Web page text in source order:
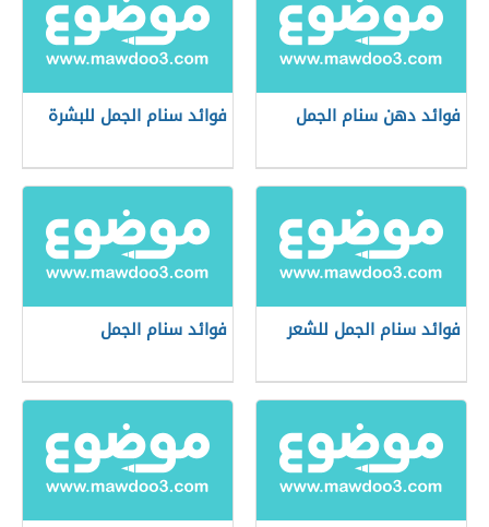
فوائد دهن سنام الجمل فوائد سنام الجمل للبشرة
فوائد سنام الجمل للشعر فوائد سنام الجمل